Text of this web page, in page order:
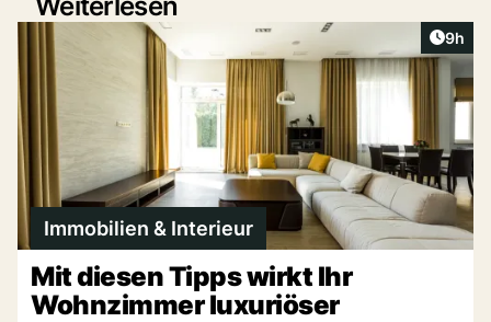
9h
Immobilien & Interieur
Mit diesen Tipps wirkt Ihr
Wohnzimmer luxuriöser